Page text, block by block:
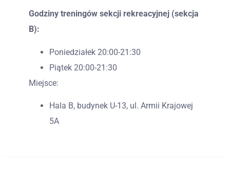
Godziny treningów sekcji rekreacyjnej (sekcja
B):
Poniedziałek 20:00-21:30
Piątek 20:00-21:30
Miejsce:
Hala B, budynek U-13, ul. Armii Krajowej
5A